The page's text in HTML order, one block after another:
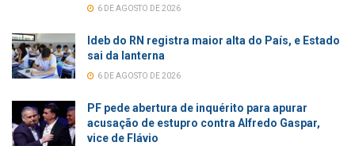
6 DE AGOSTO DE 2026
Ideb do RN registra maior alta do País, e Estado
sai da lanterna
6 DE AGOSTO DE 2026
PF pede abertura de inquérito para apurar
acusação de estupro contra Alfredo Gaspar,
vice de Flávio